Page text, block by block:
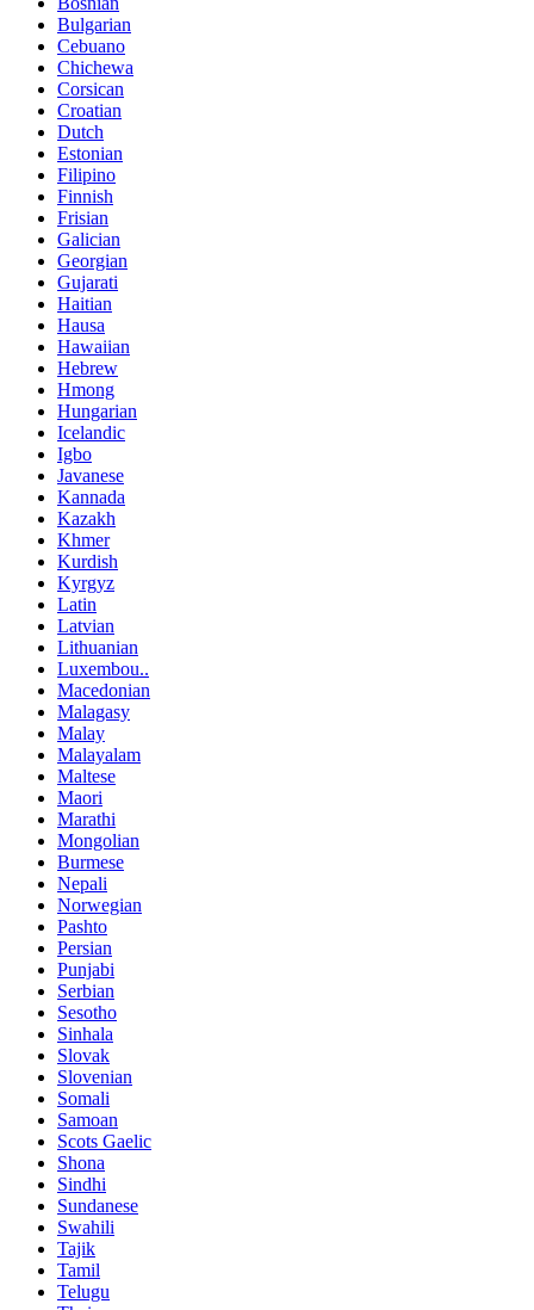
Bulgarian
Cebuano
Chichewa
Corsican
Croatian
Dutch
Estonian
Filipino
Finnish
Frisian
Galician
Georgian
Gujarati
Haitian
Hausa
Hawaiian
Hebrew
Hmong
Hungarian
Icelandic
Igbo
Javanese
Kannada
Kazakh
Khmer
Kurdish
Kyrgyz
Latin
Latvian
Lithuanian
Luxembou..
Macedonian
Malagasy
Malay
Malayalam
Maltese
Maori
Marathi
Mongolian
Burmese
Nepali
Norwegian
Pashto
Persian
Punjabi
Serbian
Sesotho
Sinhala
Slovak
Slovenian
Somali
Samoan
Scots Gaelic
Shona
Sindhi
Sundanese
Swahili
Tajik
Tamil
Telugu